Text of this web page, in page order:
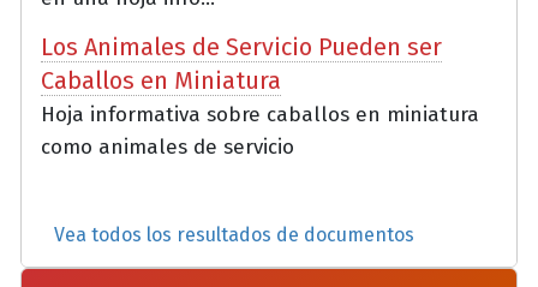
Los Animales de Servicio Pueden ser
Caballos en Miniatura
Hoja informativa sobre caballos en miniatura
como animales de servicio
Vea todos los resultados de documentos